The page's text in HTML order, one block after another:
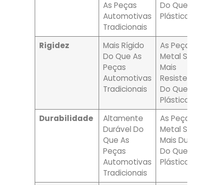
As Peças
Automotivas
Tradicionais
Do Que As De
Plástico
Rigidez
Mais Rígido
Do Que As
Peças
Automotivas
Tradicionais
As Peças De
Metal São
Mais
Resistentes
Do Que As De
Plástico
Durabilidade
Altamente
Durável Do
Que As
Peças
Automotivas
Tradicionais
As Peças De
Metal São
Mais Duráveis
Do Que As De
Plástico